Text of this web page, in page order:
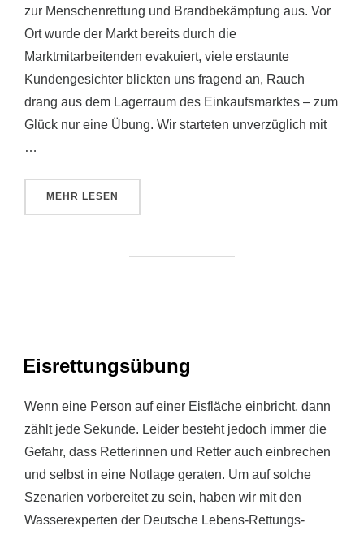
zur Menschenrettung und Brandbekämpfung aus. Vor
Ort wurde der Markt bereits durch die
Marktmitarbeitenden evakuiert, viele erstaunte
Kundengesichter blickten uns fragend an, Rauch
drang aus dem Lagerraum des Einkaufsmarktes – zum
Glück nur eine Übung. Wir starteten unverzüglich mit
…
MEHR ÜBER „FEUER IM REWE KALBACH!“
LESEN
Eisrettungsübung
Wenn eine Person auf einer Eisfläche einbricht, dann
zählt jede Sekunde. Leider besteht jedoch immer die
Gefahr, dass Retterinnen und Retter auch einbrechen
und selbst in eine Notlage geraten. Um auf solche
Szenarien vorbereitet zu sein, haben wir mit den
Wasserexperten der Deutsche Lebens-Rettungs-